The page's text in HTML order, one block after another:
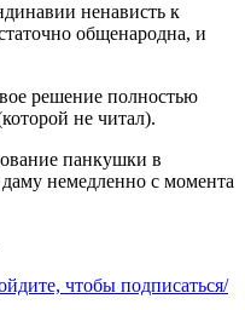
ненависть к
общенародна, и
решение полностью
не читал).
панкушки в
немедленно с момента
чтобы подписаться/